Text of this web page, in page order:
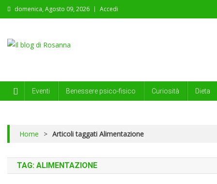
domenica, Agosto 09, 2026 Accedi
Eventi Benessere psico-fisico Curiosità Dieta
Home > Articoli taggati Alimentazione
TAG: ALIMENTAZIONE